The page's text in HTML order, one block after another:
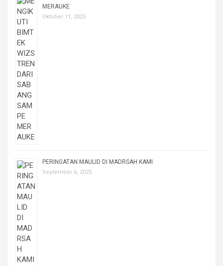
MERAUKE
Oktober 11, 2025
PERINGATAN MAULID DI MADRSAH KAMI
September 6, 2025